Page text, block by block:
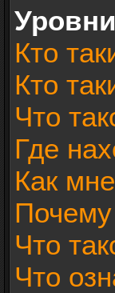
Кто
Кто
Что
Где
Как
Что
Что